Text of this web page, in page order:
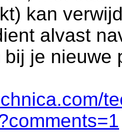
kan
alvast
bij je nieuwe